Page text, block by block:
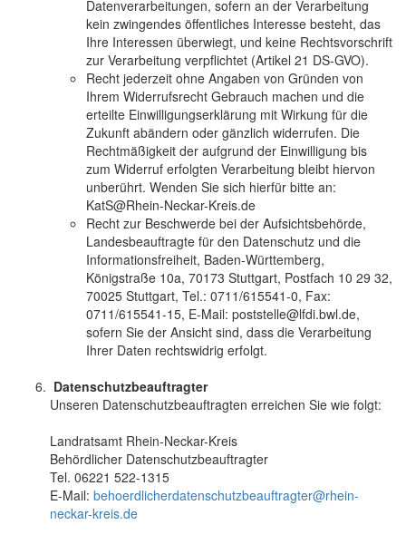
Datenverarbeitungen, sofern an der Verarbeitung
kein zwingendes öffentliches Interesse besteht, das
Ihre Interessen überwiegt, und keine Rechtsvorschrift
zur Verarbeitung verpflichtet (Artikel 21 DS-GVO).
Recht jederzeit ohne Angaben von Gründen von
Ihrem Widerrufsrecht Gebrauch machen und die
erteilte Einwilligungserklärung mit Wirkung für die
Zukunft abändern oder gänzlich widerrufen. Die
Rechtmäßigkeit der aufgrund der Einwilligung bis
zum Widerruf erfolgten Verarbeitung bleibt hiervon
unberührt. Wenden Sie sich hierfür bitte an:
KatS@Rhein-Neckar-Kreis.de
Recht zur Beschwerde bei der Aufsichtsbehörde,
Landesbeauftragte für den Datenschutz und die
Informationsfreiheit, Baden-Württemberg,
Königstraße 10a, 70173 Stuttgart, Postfach 10 29 32,
70025 Stuttgart, Tel.: 0711/615541-0, Fax:
0711/615541-15, E-Mail: poststelle@lfdi.bwl.de,
sofern Sie der Ansicht sind, dass die Verarbeitung
Ihrer Daten rechtswidrig erfolgt.
Datenschutzbeauftragter
Unseren Datenschutzbeauftragten erreichen Sie wie folgt:
Landratsamt Rhein-Neckar-Kreis
Behördlicher Datenschutzbeauftragter
Tel. 06221 522-1315
E-Mail: behoerdlicherdatenschutzbeauftragter@rhein-
neckar-kreis.de